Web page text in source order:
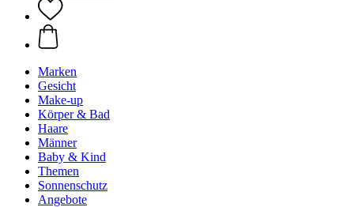
Marken
Gesicht
Make-up
Körper & Bad
Haare
Männer
Baby & Kind
Themen
Sonnenschutz
Angebote